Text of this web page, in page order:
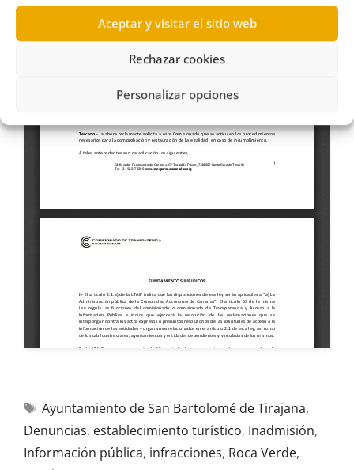
Aceptar y visitar el sitio web
Rechazar cookies
Personalizar opciones
Ayuntamiento de San Bartolomé de Tirajana,
Denuncias, establecimiento turístico, Inadmisión,
Información pública, infracciones, Roca Verde,